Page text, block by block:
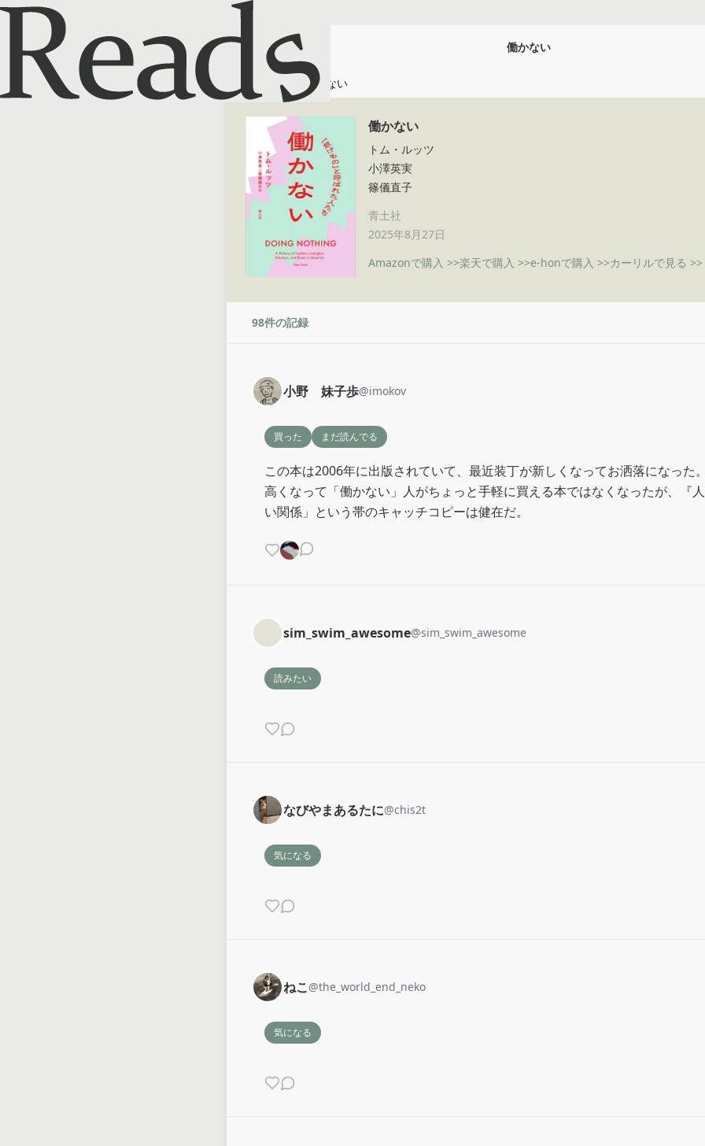
働かない
働かない
働かない
トム・ルッツ
小澤英実
篠儀直子
青土社
2025年8月27日
Amazonで購入 >>楽天で購入 >>e-honで購入 >>カーリルで見る >>
98件の記録
小野 妹子歩@imokov
買った まだ読んでる
この本は2006年に出版されていて、最近装丁が新しくなってお洒落になった
高くなって「働かない」人がちょっと手軽に買える本ではなくなったが、『
い関係」という帯のキャッチコピーは健在だ。
sim_swim_awesome@sim_swim_awesome
読みたい
なびやまあるたに@chis2t
気になる
ねこ@the_world_end_neko
気になる